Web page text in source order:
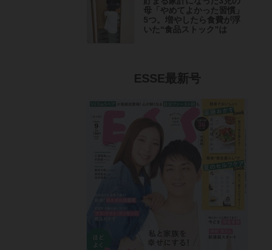
母「やめてよかった習慣」
5つ。増やしたら食費が浮
いた“食品ストック”は
ESSE最新号